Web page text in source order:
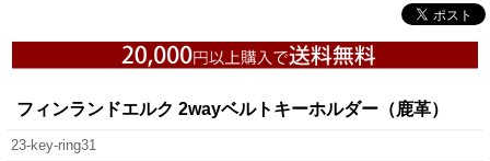
フィンランドエルク 2wayベルトキーホルダー（鹿革）
23-key-ring31